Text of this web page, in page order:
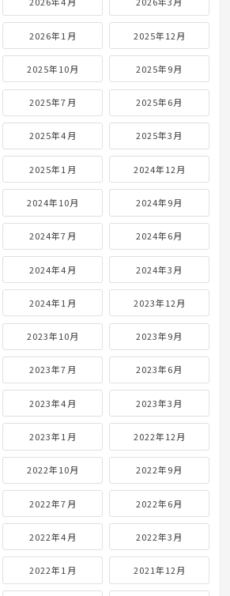
2026年1月 2025年12月
2025年10月 2025年9月
2025年7月 2025年6月
2025年4月 2025年3月
2025年1月 2024年12月
2024年10月 2024年9月
2024年7月 2024年6月
2024年4月 2024年3月
2024年1月 2023年12月
2023年10月 2023年9月
2023年7月 2023年6月
2023年4月 2023年3月
2023年1月 2022年12月
2022年10月 2022年9月
2022年7月 2022年6月
2022年4月 2022年3月
2022年1月 2021年12月